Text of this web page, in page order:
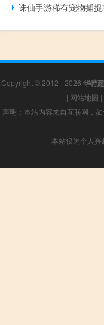
诛仙手游稀有宠物捕捉
Copyright © 2012 - 2026 华特
| 网站地图 |
声明：本站内容来自互联网，
本站仅为个人